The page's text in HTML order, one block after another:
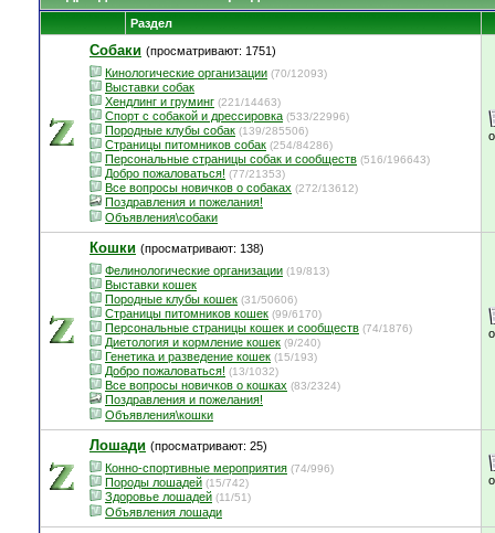
Раздел
Собаки (просматривают: 1751)
Кинологические организации (70/12093)
Выставки собак
Хендлинг и груминг (221/14463)
Спорт с собакой и дрессировка (533/22996)
Породные клубы собак (139/285506)
Страницы питомников собак (254/84286)
Персональные страницы собак и сообществ (516/196643)
Добро пожаловаться! (77/21353)
Все вопросы новичков о собаках (272/13612)
Поздравления и пожелания!
Объявления\собаки
Кошки (просматривают: 138)
Фелинологические организации (19/813)
Выставки кошек
Породные клубы кошек (31/50606)
Страницы питомников кошек (99/6170)
Персональные страницы кошек и сообществ (74/1876)
Диетология и кормление кошек (9/240)
Генетика и разведение кошек (15/193)
Добро пожаловаться! (13/1032)
Все вопросы новичков о кошках (83/2324)
Поздравления и пожелания!
Объявления\кошки
Лошади (просматривают: 25)
Конно-спортивные мероприятия (74/996)
Породы лошадей (15/742)
Здоровье лошадей (11/51)
Объявления лошади